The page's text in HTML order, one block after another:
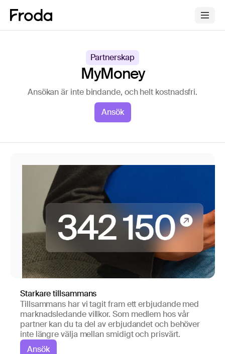
Partnerskap
MyMoney
Ansökan är inte bindande, och helt kostnadsfri.
Ansök
Starkare tillsammans
Tillsammans har vi tagit fram ett erbjudande med
marknadsledande villkor. Som medlem hos vår
partner kan du ta del av erbjudandet och behöver
inte längre välja mellan smidigt och prisvärt.
Ansök